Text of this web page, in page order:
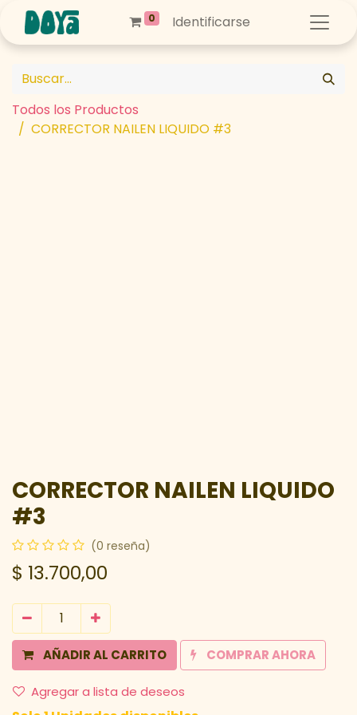
0 Identificarse
Todos los Productos
CORRECTOR NAILEN LIQUIDO #3
CORRECTOR NAILEN LIQUIDO
#3
(0 reseña)
$ 13.700,00
AÑADIR AL CARRITO COMPRAR AHORA
Agregar a lista de deseos